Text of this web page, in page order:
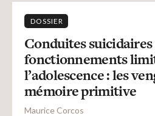
DOSSIER
Conduites
fonctionnements
l’adolescence : les
mémoire primitive
Maurice Corcos